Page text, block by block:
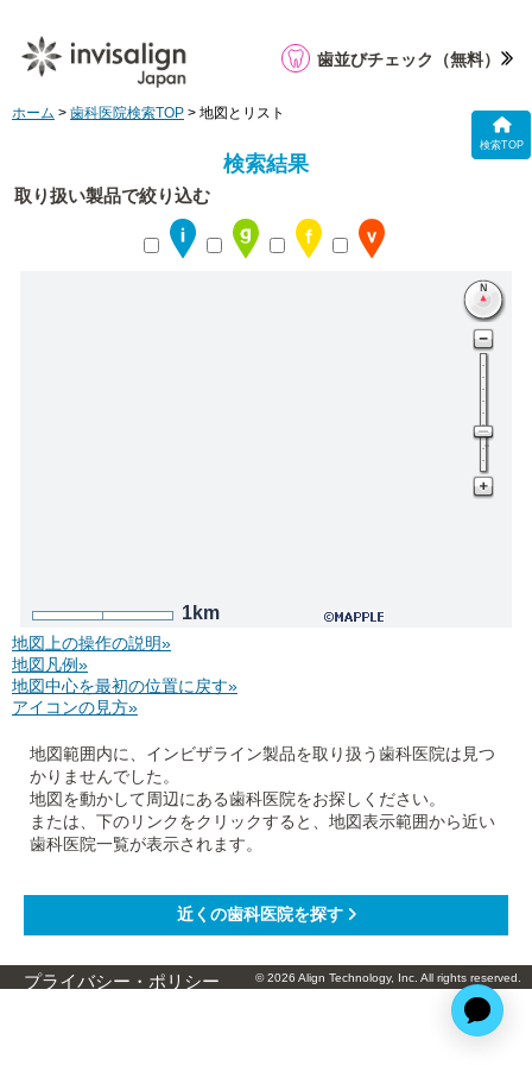
検索TOP
歯並びチェック （無料）
ホーム > 歯科医院検索TOP > 地図とリスト
検索結果
取り扱い製品で絞り込む
1km
地図上の操作の説明»
地図凡例»
地図中心を最初の位置に戻す»
アイコンの見方»
地図範囲内に、インビザライン製品を取り扱う歯科医院は見つ
かりませんでした。
地図を動かして周辺にある歯科医院をお探しください。
または、下のリンクをクリックすると、地図表示範囲から近い
歯科医院一覧が表示されます。
プライバシー・ポリシー © 2026 Align Technology, Inc. All rights reserved.